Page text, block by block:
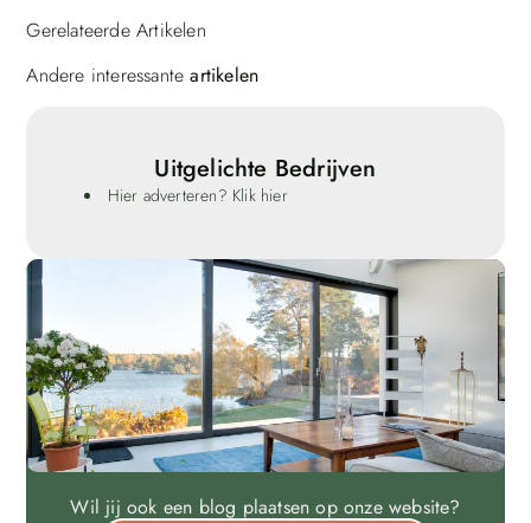
Gerelateerde Artikelen
Andere interessanteartikelen
Uitgelichte Bedrijven
Hier adverteren? Klik hier
Wil jij ook een blog plaatsen op onze website?